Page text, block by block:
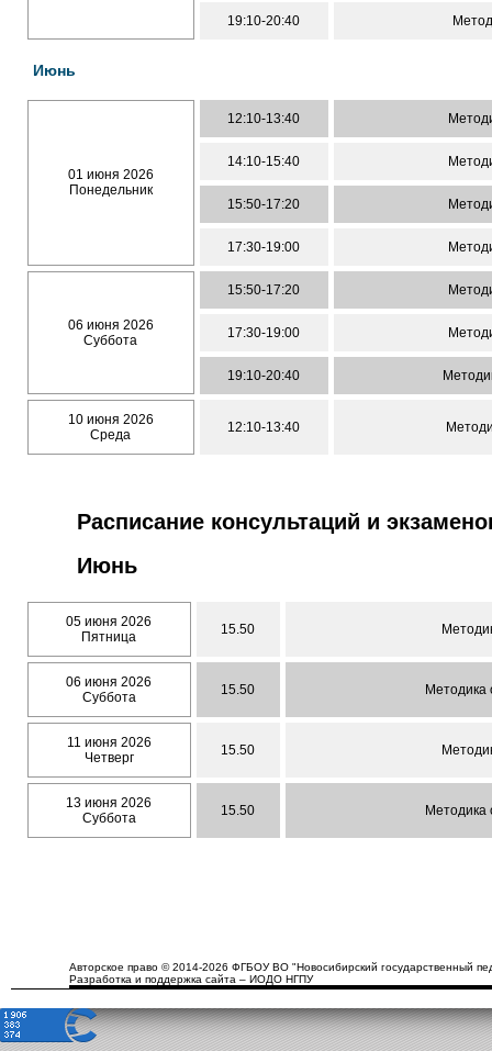
19:10-20:40
Июнь
01 июня 2026
Понедельник
12:10-13:40
14:10-15:40
15:50-17:20
17:30-19:00
06 июня 2026
Суббота
15:50-17:20
17:30-19:00
19:10-20:40
10 июня 2026
Среда
12:10-13:40
Расписание консультаций и
Июнь
05 июня 2026
Пятница
15.50
06 июня 2026
Суббота
15.50 Методика
11 июня 2026
Четверг
15.50
13 июня 2026
Суббота
15.50 Методика
Авторское право © 2014-2026 ФГБОУ ВО "Новосибирский государственный
Разработка и поддержка сайта – ИОДО НГПУ